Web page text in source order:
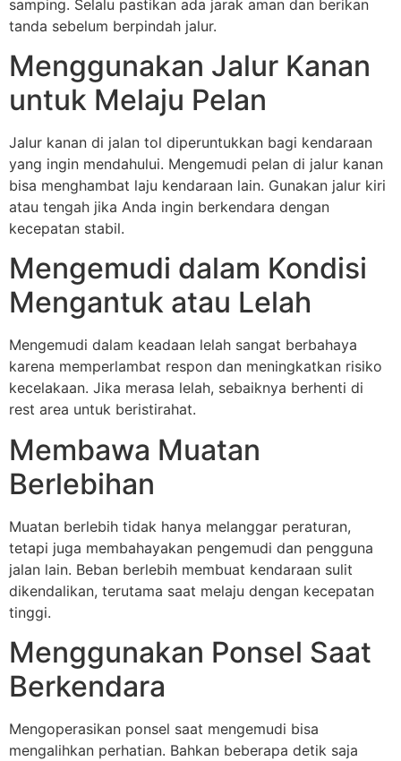
samping. Selalu pastikan ada jarak aman dan berikan
tanda sebelum berpindah jalur.
Menggunakan Jalur Kanan
untuk Melaju Pelan
Jalur kanan di jalan tol diperuntukkan bagi kendaraan
yang ingin mendahului. Mengemudi pelan di jalur kanan
bisa menghambat laju kendaraan lain. Gunakan jalur kiri
atau tengah jika Anda ingin berkendara dengan
kecepatan stabil.
Mengemudi dalam Kondisi
Mengantuk atau Lelah
Mengemudi dalam keadaan lelah sangat berbahaya
karena memperlambat respon dan meningkatkan risiko
kecelakaan. Jika merasa lelah, sebaiknya berhenti di
rest area untuk beristirahat.
Membawa Muatan
Berlebihan
Muatan berlebih tidak hanya melanggar peraturan,
tetapi juga membahayakan pengemudi dan pengguna
jalan lain. Beban berlebih membuat kendaraan sulit
dikendalikan, terutama saat melaju dengan kecepatan
tinggi.
Menggunakan Ponsel Saat
Berkendara
Mengoperasikan ponsel saat mengemudi bisa
mengalihkan perhatian. Bahkan beberapa detik saja